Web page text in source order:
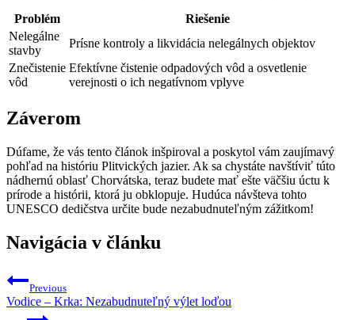
Problém
Riešenie
Nelegálne
stavby
Prísne kontroly a likvidácia nelegálnych objektov
Znečistenie
vôd
Efektívne čistenie odpadových vôd a osvetlenie
verejnosti o ich negatívnom vplyve
Záverom
Dúfame, že vás tento článok inšpiroval a poskytol vám zaujímavý
pohľad na históriu Plitvických jazier. Ak sa chystáte navštíviť túto
nádhernú oblasť Chorvátska, teraz budete mať ešte väčšiu úctu k
prírode a histórii, ktorá ju obklopuje. Hudúca návšteva tohto
UNESCO dedičstva určite bude nezabudnuteľným zážitkom!
Navigácia v článku
Previous
Vodice – Krka: Nezabudnuteľný výlet loďou